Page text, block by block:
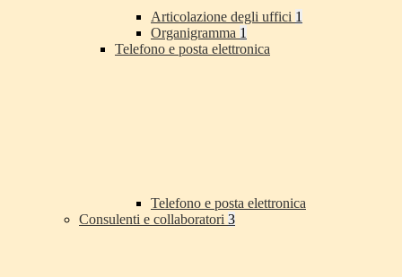
Articolazione degli uffici 1
Organigramma 1
Telefono e posta elettronica
Telefono e posta elettronica
Consulenti e collaboratori 3